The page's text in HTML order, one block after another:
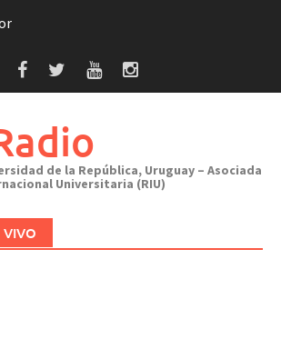
de la República, Uruguay – Asociada
Universitaria (RIU)
VIVO